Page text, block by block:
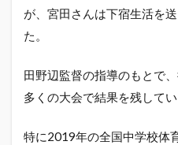
が、宮田さんは下宿生活を
た。
田野辺監督の指導のもとで
多くの大会で結果を残してい
特に2019年の全国中学校体